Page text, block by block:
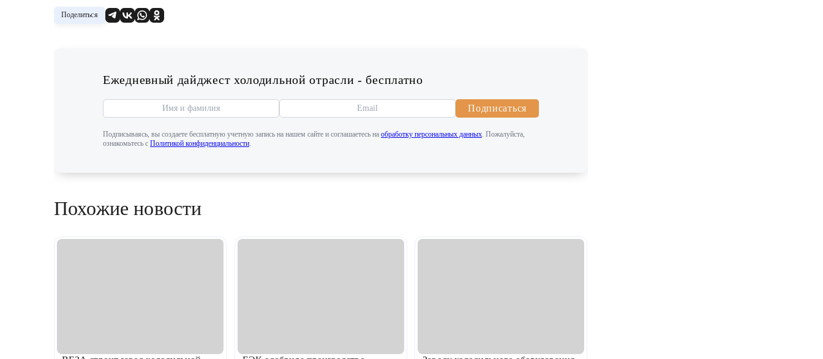
Поделиться
Ежедневный дайджест холодильной отрасли - бесплатно
Подписаться
Подписываясь, вы создаете бесплатную учетную запись на нашем сайте и соглашаетесь на обработку персональных данных. Пожалуйста,
ознакомьтесь с Политикой конфиденциальности.
Похожие новости